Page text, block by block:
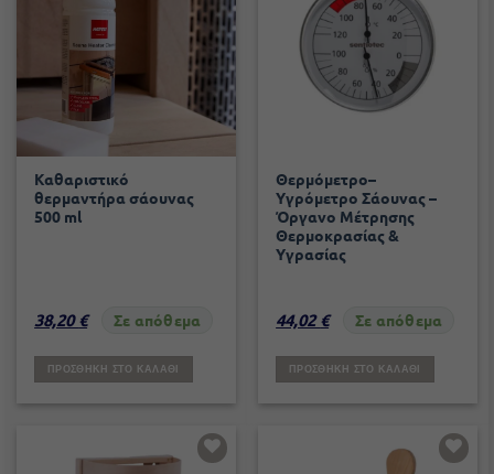
Καθαριστικό
θερμαντήρα σάουνας
500 ml
38,20€ Σε απόθεμα
ΠΡΟΣΘΉΚΗ ΣΤΟ ΚΑΛΆΘΙ
Θερμόμετρο–
Υγρόμετρο Σάουνας –
Όργανο Μέτρησης
Θερμοκρασίας &
Υγρασίας
44,02€ Σε απόθεμα
ΠΡΟΣΘΉΚΗ ΣΤΟ ΚΑΛΆΘΙ
Add to
wishlist
Add to
wishlist